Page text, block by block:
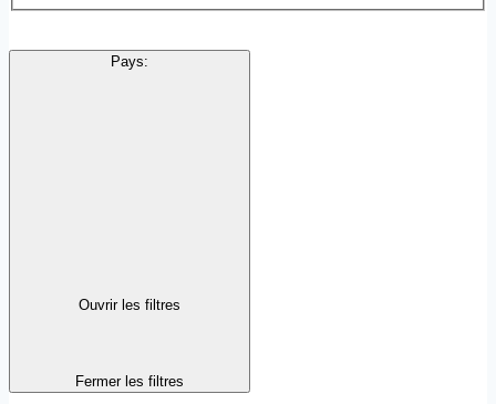
Pays:
Ouvrir les filtres
Fermer les filtres